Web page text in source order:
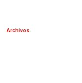
Archivos